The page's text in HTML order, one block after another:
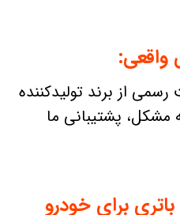
برای خودرو
واقعی:
از برند تولیدکننده
مشکل، پشتیبانی ما